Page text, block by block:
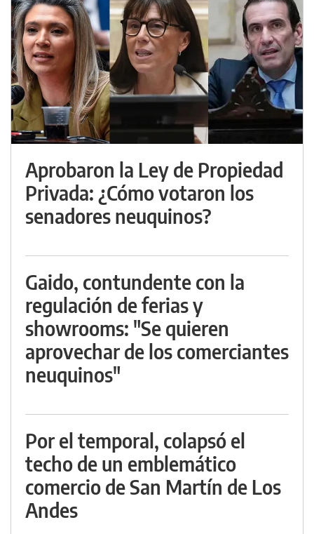
Aprobaron la Ley de Propiedad
Privada: ¿Cómo votaron los
senadores neuquinos?
Gaido, contundente con la
regulación de ferias y
showrooms: "Se quieren
aprovechar de los comerciantes
neuquinos"
Por el temporal, colapsó el
techo de un emblemático
comercio de San Martín de Los
Andes